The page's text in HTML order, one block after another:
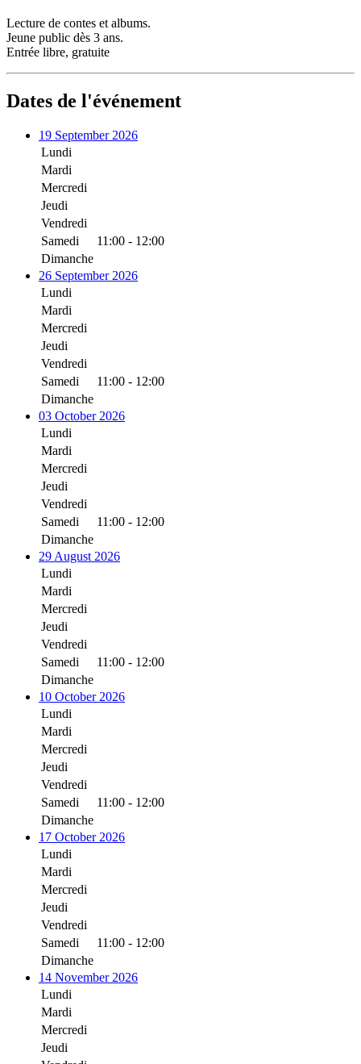
Lecture de contes et albums.
Jeune public dès 3 ans.
Entrée libre, gratuite
Dates de l'événement
19 September 2026
Lundi
Mardi
Mercredi
Jeudi
Vendredi
Samedi
11:00 - 12:00
Dimanche
26 September 2026
Lundi
Mardi
Mercredi
Jeudi
Vendredi
Samedi
11:00 - 12:00
Dimanche
03 October 2026
Lundi
Mardi
Mercredi
Jeudi
Vendredi
Samedi
11:00 - 12:00
Dimanche
29 August 2026
Lundi
Mardi
Mercredi
Jeudi
Vendredi
Samedi
11:00 - 12:00
Dimanche
10 October 2026
Lundi
Mardi
Mercredi
Jeudi
Vendredi
Samedi
11:00 - 12:00
Dimanche
17 October 2026
Lundi
Mardi
Mercredi
Jeudi
Vendredi
Samedi
11:00 - 12:00
Dimanche
14 November 2026
Lundi
Mardi
Mercredi
Jeudi